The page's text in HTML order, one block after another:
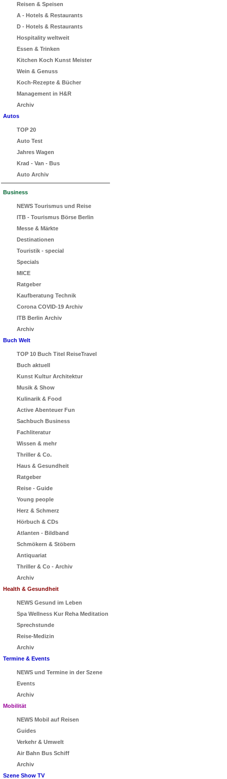
Reisen & Speisen
A - Hotels & Restaurants
D - Hotels & Restaurants
Hospitality weltweit
Essen & Trinken
Kitchen Koch Kunst Meister
Wein & Genuss
Koch-Rezepte & Bücher
Management in H&R
Archiv
Autos
TOP 20
Auto Test
Jahres Wagen
Krad - Van - Bus
Auto Archiv
Business
NEWS Tourismus und Reise
ITB - Tourismus Börse Berlin
Messe & Märkte
Destinationen
Touristik - special
Specials
MICE
Ratgeber
Kaufberatung Technik
Corona COVID-19 Archiv
ITB Berlin Archiv
Archiv
Buch Welt
TOP 10 Buch Titel ReiseTravel
Buch aktuell
Kunst Kultur Architektur
Musik & Show
Kulinarik & Food
Active Abenteuer Fun
Sachbuch Business
Fachliteratur
Wissen & mehr
Thriller & Co.
Haus & Gesundheit
Ratgeber
Reise - Guide
Young people
Herz & Schmerz
Hörbuch & CDs
Atlanten - Bildband
Schmökern & Stöbern
Antiquariat
Thriller & Co - Archiv
Archiv
Health & Gesundheit
NEWS Gesund im Leben
Spa Wellness Kur Reha Meditation
Sprechstunde
Reise-Medizin
Archiv
Termine & Events
NEWS und Termine in der Szene
Events
Archiv
Mobilität
NEWS Mobil auf Reisen
Guides
Verkehr & Umwelt
Air Bahn Bus Schiff
Archiv
Szene Show TV